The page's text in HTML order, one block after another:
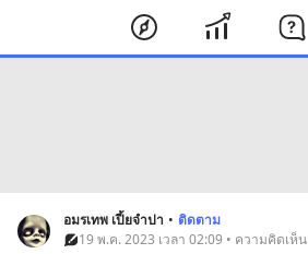
อมรเทพ เปี้ยจำปา • ติดตาม
19 พ.ค. 2023 เวลา 02:09 • ความคิดเห็น